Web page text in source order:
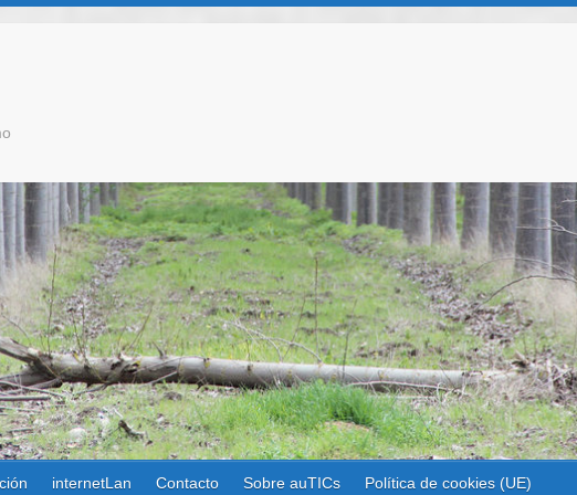
internetLan Contacto Sobre auTICs Política de cookies (UE)